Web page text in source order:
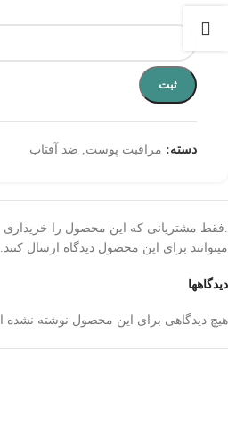
ثبت
دسته: مراقبت پوست ضد آفتاب
دیدگاهها
هیچ دیدگاهی برای این محصول نوشته نشده
.فقط مشتریانی که این محصول را خریداری
میتوانند برای این محصول دیدگاه ارسال کنند.